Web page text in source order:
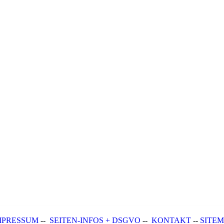
-- SEITEN-INFOS + DSGVO -- KONTAKT--